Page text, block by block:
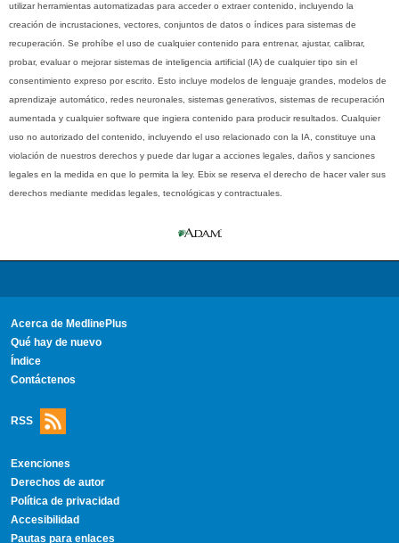
utilizar herramientas automatizadas para acceder o extraer contenido, incluyendo la
creación de incrustaciones, vectores, conjuntos de datos o índices para sistemas de
recuperación. Se prohíbe el uso de cualquier contenido para entrenar, ajustar, calibrar,
probar, evaluar o mejorar sistemas de inteligencia artificial (IA) de cualquier tipo sin el
consentimiento expreso por escrito. Esto incluye modelos de lenguaje grandes, modelos de
aprendizaje automático, redes neuronales, sistemas generativos, sistemas de recuperación
aumentada y cualquier software que ingiera contenido para producir resultados. Cualquier
uso no autorizado del contenido, incluyendo el uso relacionado con la IA, constituye una
violación de nuestros derechos y puede dar lugar a acciones legales, daños y sanciones
legales en la medida en que lo permita la ley. Ebix se reserva el derecho de hacer valer sus
derechos mediante medidas legales, tecnológicas y contractuales.
Acerca de MedlinePlus
Qué hay de nuevo
Índice
Contáctenos
RSS
Exenciones
Derechos de autor
Política de privacidad
Accesibilidad
Pautas para enlaces